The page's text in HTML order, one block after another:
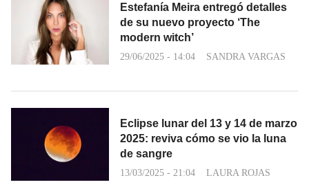
Estefanía Meira entregó detalles
de su nuevo proyecto ‘The
modern witch’
29/06/2025 - 14:04 SANDRA VARGAS
Eclipse lunar del 13 y 14 de marzo
2025: reviva cómo se vio la luna
de sangre
13/03/2025 - 21:04 LAURA ROJAS